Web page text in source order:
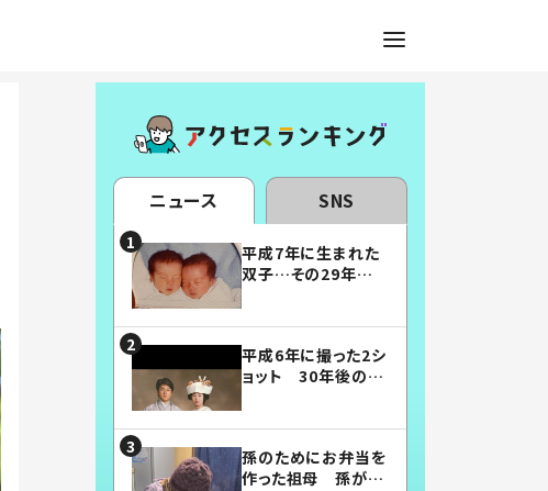
ニュース SNS
平成7年に生まれた
双子…その29年後
平成6年に撮った2シ
ョット 30年後の姿
孫のためにお弁当を
作った祖母 孫が絶